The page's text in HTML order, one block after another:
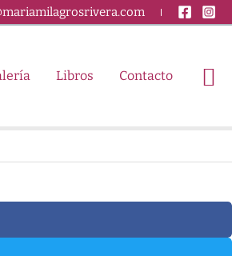
Libros Contacto